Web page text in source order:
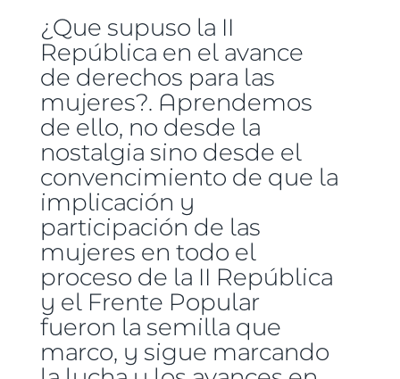
¿Que supuso la II
República en el avance
de derechos para las
mujeres?. Aprendemos
de ello, no desde la
nostalgia sino desde el
convencimiento de que la
implicación y
participación de las
mujeres en todo el
proceso de la II República
y el Frente Popular
fueron la semilla que
marco, y sigue marcando